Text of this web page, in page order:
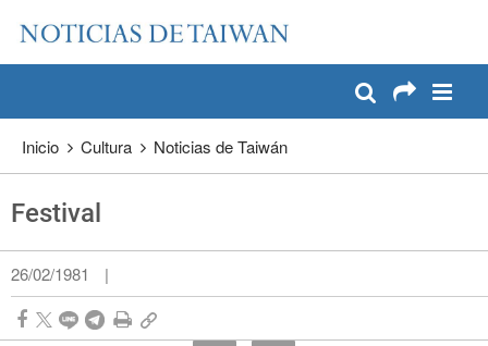
Pase a contenido principal
Inicio Cultura Noticias de Taiwán
Festival
26/02/1981 |